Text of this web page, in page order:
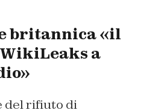
britannica «il
a
del rifiuto di